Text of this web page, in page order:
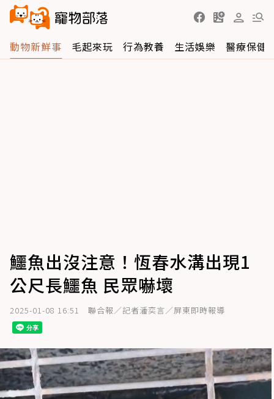
動物新鮮事 毛起來玩 行為教養 生活娛樂 醫療保健
鱷魚出沒注意！恆春水溝出現1
公尺長鱷魚 民眾嚇壞
2025-01-08 16:51 聯合報／記者潘奕言／屏東即時報導